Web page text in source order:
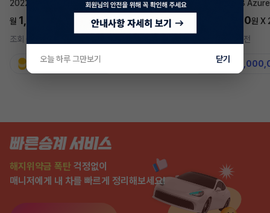
2022년
2.0 Hybrid GT
월 1,697,700 24개월
조회 697
지원금31,860,000원
4.0 V8 Azure
5,577,270원 X
2주 전
지원금
해지위약금 폭탄 걱정없이
매니저에게 내 차를 빠르게 정리해보세요!
오늘 하루 그만보기 닫기